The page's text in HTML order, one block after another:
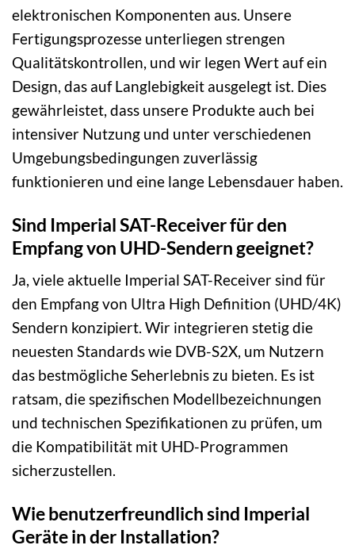
elektronischen Komponenten aus. Unsere
Fertigungsprozesse unterliegen strengen
Qualitätskontrollen, und wir legen Wert auf ein
Design, das auf Langlebigkeit ausgelegt ist. Dies
gewährleistet, dass unsere Produkte auch bei
intensiver Nutzung und unter verschiedenen
Umgebungsbedingungen zuverlässig
funktionieren und eine lange Lebensdauer haben.
Sind Imperial SAT-Receiver für den
Empfang von UHD-Sendern geeignet?
Ja, viele aktuelle Imperial SAT-Receiver sind für
den Empfang von Ultra High Definition (UHD/4K)
Sendern konzipiert. Wir integrieren stetig die
neuesten Standards wie DVB-S2X, um Nutzern
das bestmögliche Seherlebnis zu bieten. Es ist
ratsam, die spezifischen Modellbezeichnungen
und technischen Spezifikationen zu prüfen, um
die Kompatibilität mit UHD-Programmen
sicherzustellen.
Wie benutzerfreundlich sind Imperial
Geräte in der Installation?